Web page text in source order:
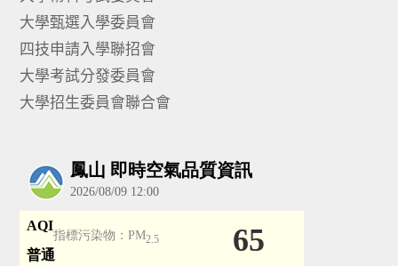
大學甄選入學委員會
四技申請入學聯招會
大學考試分發委員會
大學招生委員會聯合會